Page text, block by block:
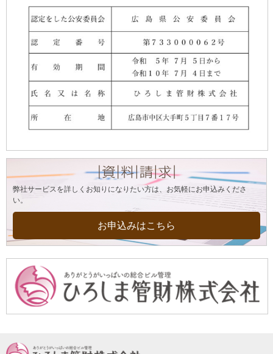
弊社サービスを詳しくお知りになりたい方は、お気軽にお申込みくださ
い。
お申込みはこちら